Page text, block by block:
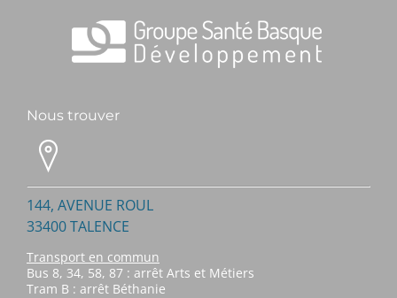
Nous trouver
144, AVENUE ROUL
33400 TALENCE
Transport en commun
Bus 8, 34, 58, 87 : arrêt Arts et Métiers
Tram B : arrêt Béthanie